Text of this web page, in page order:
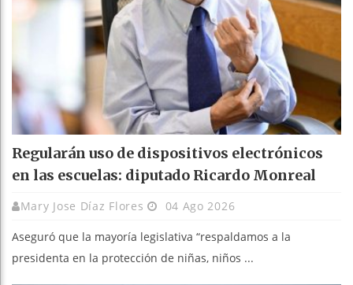
Regularán uso de dispositivos electrónicos
en las escuelas: diputado Ricardo Monreal
Mary Jose Díaz Flores 04 Ago 2026
Aseguró que la mayoría legislativa “respaldamos a la
presidenta en la protección de niñas, niños ...